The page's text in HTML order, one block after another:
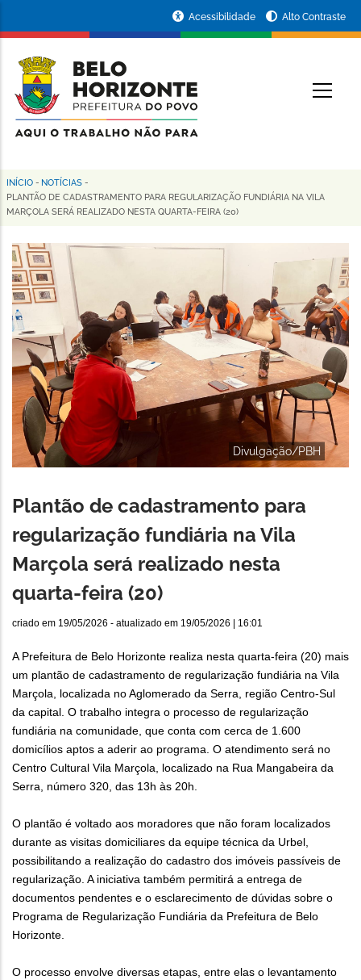
conteúdo
principal
da
Prefeitura
de
Horizonte
Acessibilidade Alto Contraste
Trilha
de
navegação
INÍCIO - NOTÍCIAS -
PLANTÃO DE CADASTRAMENTO PARA REGULARIZAÇÃO FUNDIÁRIA NA VILA
MARÇOLA SERÁ REALIZADO NESTA QUARTA-FEIRA (20)
Divulgação/PBH
Plantão de cadastramento para
regularização fundiária na Vila
Marçola será realizado nesta
quarta-feira (20)
criado em 19/05/2026 - atualizado em 19/05/2026 | 16:01
A Prefeitura de Belo Horizonte realiza nesta quarta-feira (20) mais
um plantão de cadastramento de regularização fundiária na Vila
Marçola, localizada no Aglomerado da Serra, região Centro-Sul
da capital. O trabalho integra o processo de regularização
fundiária na comunidade, que conta com cerca de 1.600
domicílios aptos a aderir ao programa. O atendimento será no
Centro Cultural Vila Marçola, localizado na Rua Mangabeira da
Serra, número 320, das 13h às 20h.
O plantão é voltado aos moradores que não foram localizados
durante as visitas domiciliares da equipe técnica da Urbel,
possibilitando a realização do cadastro dos imóveis passíveis de
regularização. A iniciativa também permitirá a entrega de
documentos pendentes e o esclarecimento de dúvidas sobre o
Programa de Regularização Fundiária da Prefeitura de Belo
Horizonte.
O processo envolve diversas etapas, entre elas o levantamento